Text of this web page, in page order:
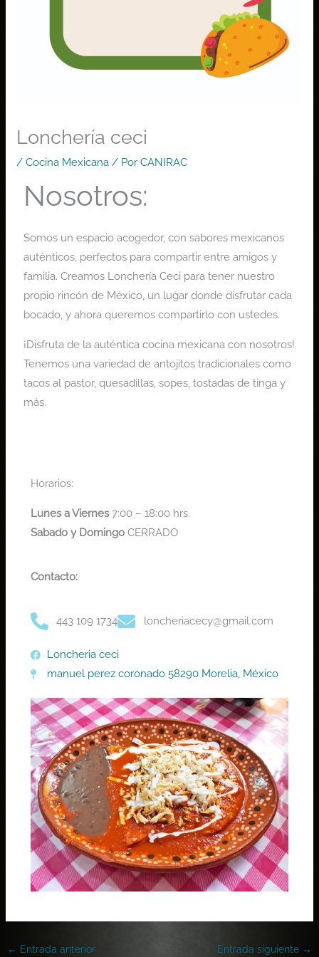
Lonchería ceci
/Cocina Mexicana / PorCANIRAC
Nosotros:
Somos un espacio acogedor, con sabores mexicanos
auténticos, perfectos para compartir entre amigos y
familia. Creamos Lonchería Ceci para tener nuestro
propio rincón de México, un lugar donde disfrutar cada
bocado, y ahora queremos compartirlo con ustedes.
¡Disfruta de la auténtica cocina mexicana con nosotros!
Tenemos una variedad de antojitos tradicionales como
tacos al pastor, quesadillas, sopes, tostadas de tinga y
más.
Horarios:
Lunes aViernes7:00 – 18:00 hrs.
Sabado y Domingo CERRADO
Contacto:
443 109 1734 loncheriacecy@gmail.com
Loncheria ceci
manuel perez coronado 58290 Morelia, México
← Entrada anterior Entrada siguiente →